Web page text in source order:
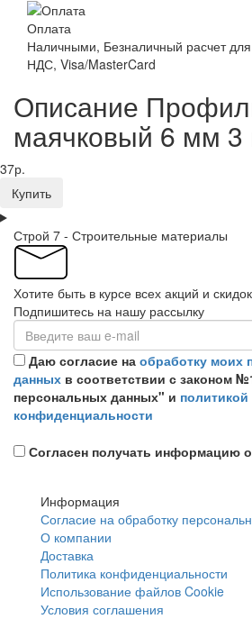
Оплата
Наличными, Безналичный расчет
НДС, Visa/MasterCard
Описание
маячковый 6 мм
37р.
Купить
Строй 7 - Строительные материалы
Хотите быть в курсе всех акций и
Подпишитесь на нашу рассылку
Даю согласие на обработку моих
данных в соответствии с законом
персональных данных" и политикой
конфиденциальности
Согласен получать информацию
Информация
Согласие на обработку
О компании
Доставка
Политика конфиденциальности
Использование файлов Cookie
Условия соглашения